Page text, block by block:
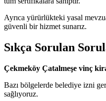
Ayrıca yürürlükteki yasal
güvenli bir hizmet sunarız.
Sıkça Sorulan
Çekmeköy Çatalmeşe vinç
Bazı bölgelerde belediye izni
sağlıyoruz.